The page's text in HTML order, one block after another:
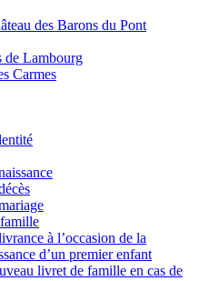
des Barons du Pont
de Lambourg
Carmes
à l’occasion de la
d’un premier enfant
livret de famille en cas de